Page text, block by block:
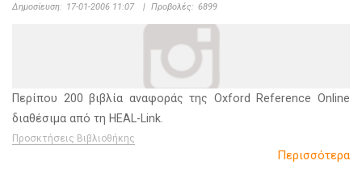
Δημοσίευση: 17-01-2006 11:07 | Προβολές: 6899
Περίπου 200 βιβλία αναφοράς της Oxford Reference Online
διαθέσιμα από τη HEAL-Link.
Προσκτήσεις Βιβλιοθήκης
Περισσότερα